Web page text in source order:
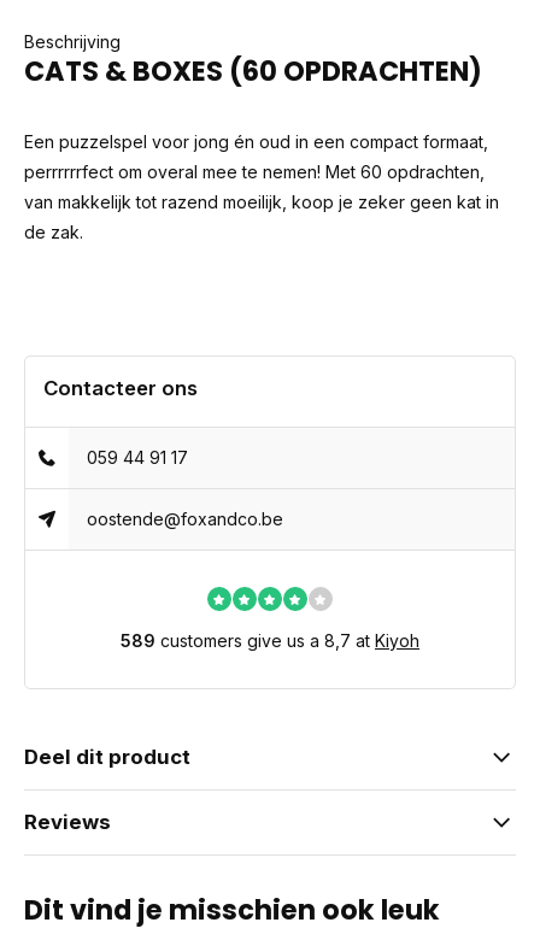
Beschrijving
CATS & BOXES (60 OPDRACHTEN)
Een puzzelspel voor jong én oud in een compact formaat,
perrrrrrfect om overal mee te nemen! Met 60 opdrachten,
van makkelijk tot razend moeilijk, koop je zeker geen kat in
de zak.
Contacteer ons
059 44 91 17
oostende@foxandco.be
589 customers give us a 8,7 at Kiyoh
Deel dit product
Reviews
Dit vind je misschien ook leuk